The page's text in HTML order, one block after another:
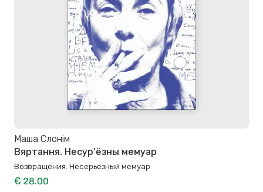
Маша Слонім
Вяртання. Несур'ёзны мемуар
Возвращения. Несерьёзный мемуар
€ 28.00